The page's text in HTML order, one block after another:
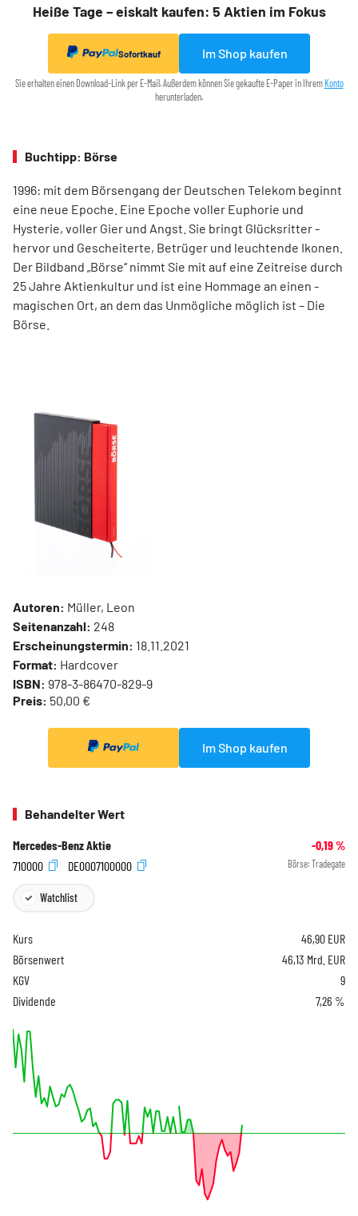
Heiße Tage – eiskalt kaufen: 5 Aktien im Fokus
Sofortkauf Im Shop kaufen
Sie erhalten einen Download-Link per E-Mail. Außerdem können Sie gekaufte E-Paper in Ihrem Konto
herunterladen.
Buchtipp: Börse
1996: mit dem ­Börsen­­gang der Deutschen Telekom ­beginnt
eine neue ­Epoche. Eine Epoche voller ­Euphorie und
Hysterie, ­voller Gier und Angst. Sie bringt Glücksritter ­
hervor und ­Gescheiterte, ­Betrüger und leuchtende Ikonen.
Der Bildband ­„Börse“ nimmt Sie mit auf eine Zeit­reise durch
25 Jahre Aktienkultur und ist eine Hommage an ­einen ­
magischen Ort, an dem das Unmögliche ­möglich ist – Die
Börse.
Autoren: Müller, Leon
Seitenanzahl: 248
Erscheinungstermin: 18.11.2021
Format: Hardcover
ISBN: 978-3-86470-829-9
Preis: 50,00 €
Im Shop kaufen
Behandelter Wert
Mercedes-Benz Aktie -0,19%
710000
DE0007100000 Börse: Tradegate
Watchlist
Kurs 46,90 EUR
Börsenwert
46,13 Mrd. EUR
KGV
9
Dividende
7,26 %